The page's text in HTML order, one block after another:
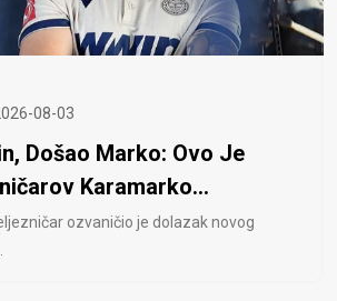
08-03
Došao Marko: Ovo Je
Karamarko...
ozvaničio je dolazak novog